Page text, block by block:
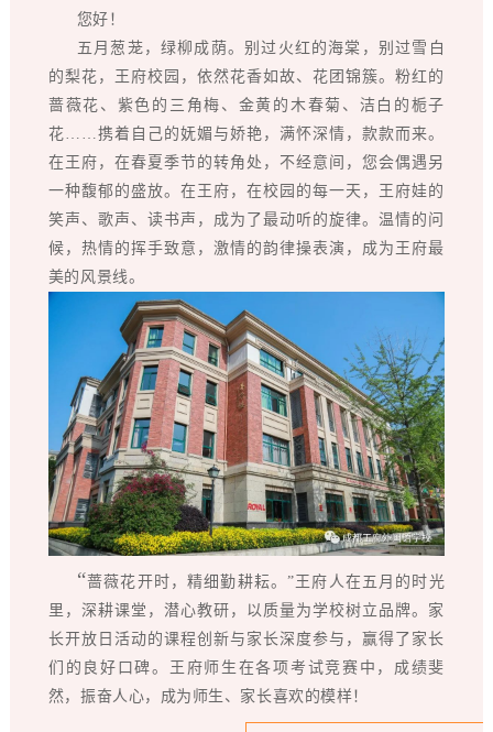
您好！
五月葱茏，绿柳成荫。别过火红的海棠，别过雪白
的梨花，王府校园，依然花香如故、花团锦簇。粉红的
蔷薇花、紫色的三角梅、金黄的木春菊、洁白的栀子
花……携着自己的妩媚与娇艳，满怀深情，款款而来。
在王府，在春夏季节的转角处，不经意间，您会偶遇另
一种馥郁的盛放。在王府，在校园的每一天，王府娃的
笑声、歌声、读书声，成为了最动听的旋律。温情的问
候，热情的挥手致意，激情的韵律操表演，成为王府最
美的风景线。
“蔷薇花开时，精细勤耕耘。”王府人在五月的时光
里，深耕课堂，潜心教研，以质量为学校树立品牌。家
长开放日活动的课程创新与家长深度参与，赢得了家长
们的良好口碑。王府师生在各项考试竞赛中，成绩斐
然，振奋人心，成为师生、家长喜欢的模样！